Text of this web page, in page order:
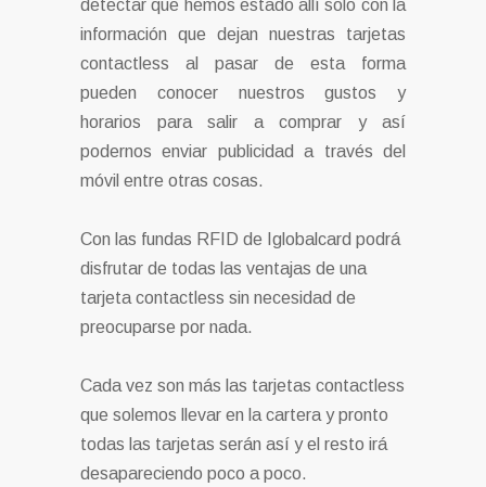
detectar que hemos estado allí solo con la
información que dejan nuestras tarjetas
contactless al pasar de esta forma
pueden conocer nuestros gustos y
horarios para salir a comprar y así
podernos enviar publicidad a través del
móvil entre otras cosas.
Con las fundas RFID de Iglobalcard podrá
disfrutar de todas las ventajas de una
tarjeta contactless sin necesidad de
preocuparse por nada.
Cada vez son más las tarjetas contactless
que solemos llevar en la cartera y pronto
todas las tarjetas serán así y el resto irá
desapareciendo poco a poco.